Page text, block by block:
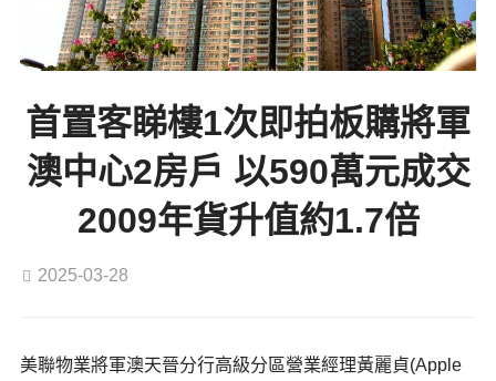
首置客睇樓1次即拍板購將軍
澳中心2房戶 以590萬元成交
2009年貨升值約1.7倍
2025-03-28
美聯物業將軍澳天晉分行高級分區營業經理黃麗貞(Apple